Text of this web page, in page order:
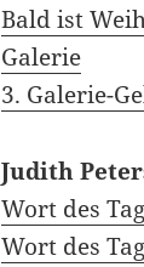
Bald ist
Galerie
3. Galerie-
Judith
Wort des
Wort des